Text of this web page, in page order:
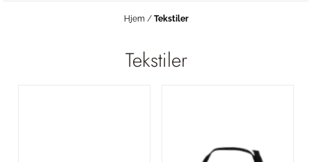
Hjem / Tekstiler
Tekstiler